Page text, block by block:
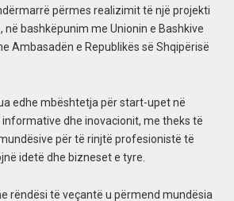
përmes realizimit të një projekti
bashkëpunim me Unionin e Bashkive
Ambasadën e Republikës së Shqipërisë
edhe mbështetja për start-upet në
dhe inovacionit, me theks të
për të rinjtë profesionistë të
idetë dhe bizneset e tyre.
rëndësi të veçantë u përmend mundësia